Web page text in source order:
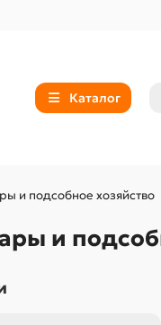
Каталог
и подсобное хозяйство
и